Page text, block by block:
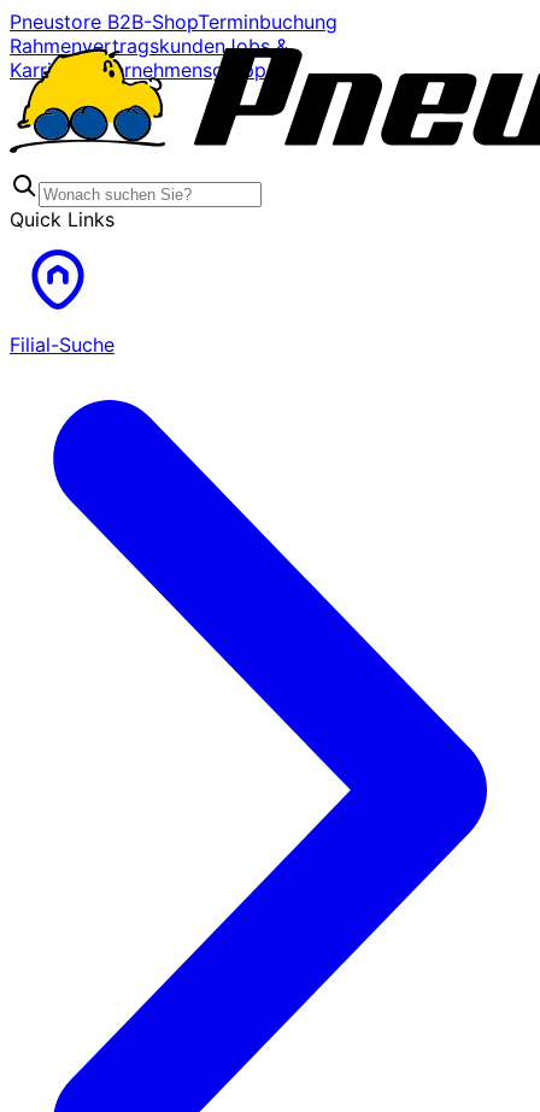
Pneustore B2B-ShopTerminbuchung
RahmenvertragskundenJobs &
Karriere
Unternehmensgruppe
Quick Links
Filial-Suche